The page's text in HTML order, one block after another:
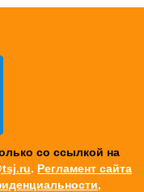
со ссылкой на
. Регламент сайта